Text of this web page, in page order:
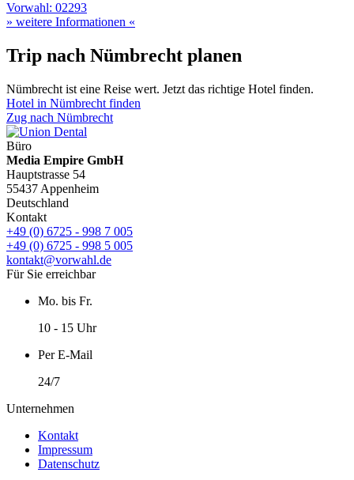
Vorwahl: 02293
» weitere Informationen «
Trip nach Nümbrecht planen
Nümbrecht ist eine Reise wert. Jetzt das richtige Hotel finden.
Hotel in Nümbrecht finden
Zug nach Nümbrecht
Büro
Media Empire GmbH
Hauptstrasse 54
55437 Appenheim
Deutschland
Kontakt
+49 (0) 6725 - 998 7 005
+49 (0) 6725 - 998 5 005
kontakt@vorwahl.de
Für Sie erreichbar
Mo. bis Fr.
10 - 15 Uhr
Per E-Mail
24/7
Unternehmen
Kontakt
Impressum
Datenschutz